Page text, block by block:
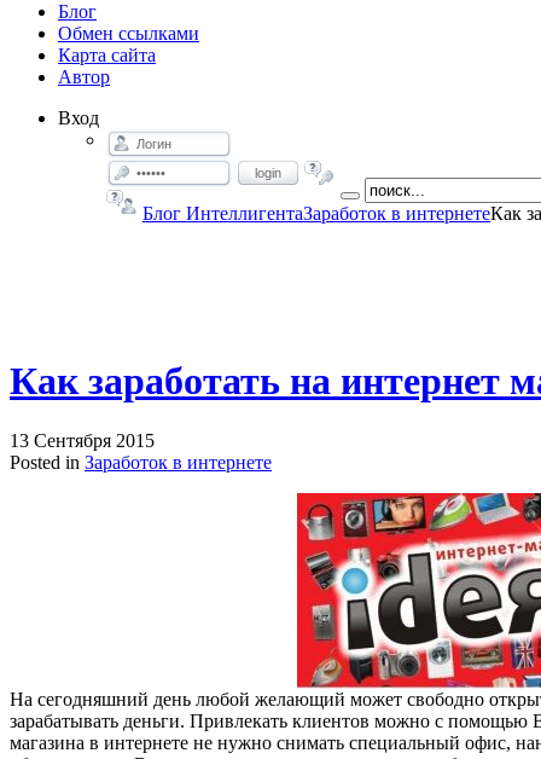
Блог
Обмен ссылками
Карта сайта
Автор
Вход
login
Блог ИнтеллигентаЗаработок в интернетеКак
Как заработать на интернет
13 Сентября 2015
Posted in Заработок в интернете
На сегодняшний день любой желающий может свободно
зарабатывать деньги. Привлекать клиентов можно с
магазина в интернете не нужно снимать специальный офис,